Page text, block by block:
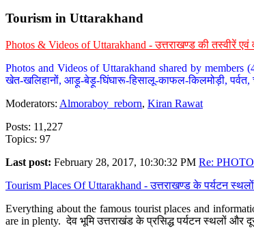
Tourism in Uttarakhand
Photos & Videos of Uttarakhand - उत्तराखण्ड की तस्वीरें एवं
Photos and Videos of Uttarakhand shared by members
खेत-खलिहानों, आड़ू-बेड़ू-घिंघारू-हिसालू-काफल-किलमोड़ी,
Moderators: Almoraboy_reborn, Kiran Rawat
Posts: 11,227
Topics: 97
Last post: February 28, 2017, 10:30:32 PM Re:
Tourism Places Of Uttarakhand - उत्तराखण्ड के पर्यटन
Everything about the famous tourist places and
are in plenty. देव भूमि उत्तराखंड के प्रसिद्ध पर्यटन स्थलों